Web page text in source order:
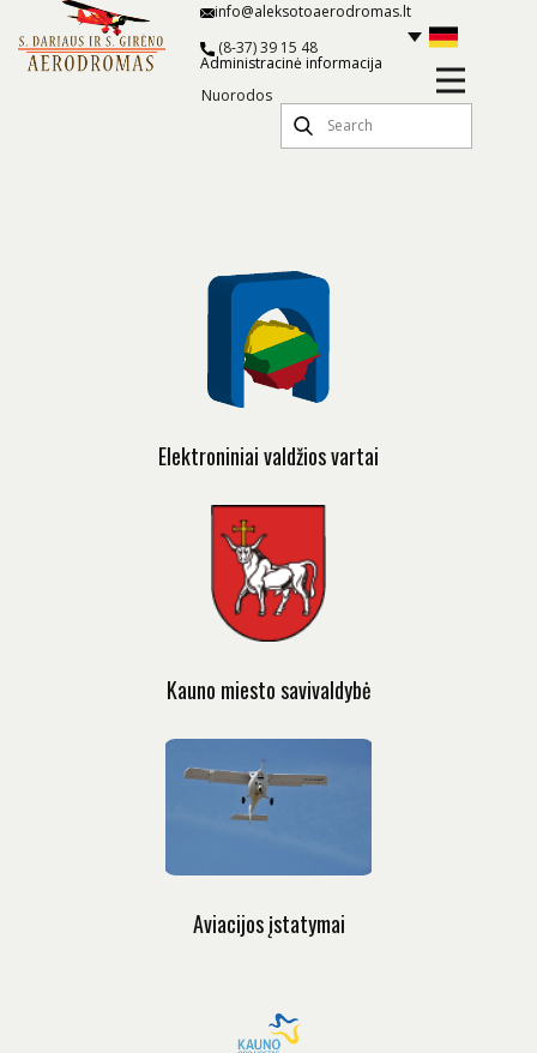
(8-37) 39 15 48
info@aleksotoaerodromas.lt
Nuorodos
Administracinė informacija
Elektroniniai valdžios vartai
Kauno miesto savivaldybė
Aviacijos įstatymai